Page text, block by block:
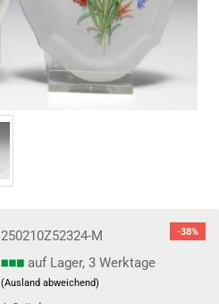
-38%
250210Z52324-M
auf Lager, 3 Werktage
(Ausland abweichend)